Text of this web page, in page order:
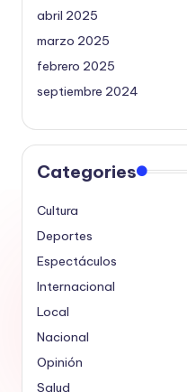
abril 2025
marzo 2025
febrero 2025
septiembre 2024
Categories
Cultura
Deportes
Espectáculos
Internacional
Local
Nacional
Opinión
Salud